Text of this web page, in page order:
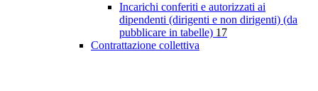
Incarichi conferiti e autorizzati ai
dipendenti (dirigenti e non dirigenti) (da
pubblicare in tabelle) 17
Contrattazione collettiva